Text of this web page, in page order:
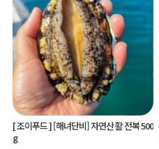
[ 조이푸드 ][해녀단비] 자연산 활 전복 500
g